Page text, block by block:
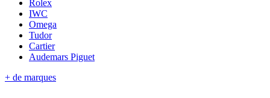
Rolex
IWC
Omega
Tudor
Cartier
Audemars Piguet
+ de marques